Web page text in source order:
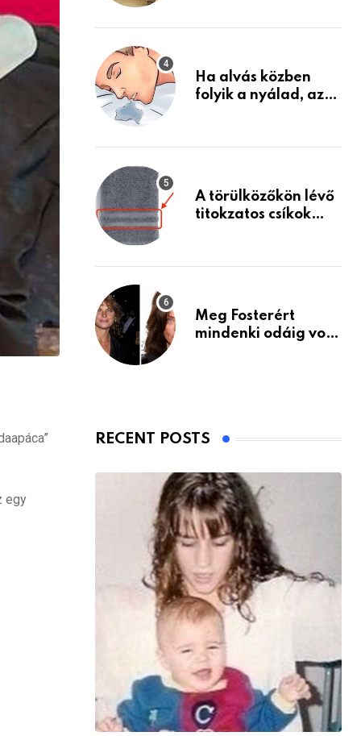
egy
holmiját – amit
életemet
Ha alvás közben
folyik a nyálad, az
A törülközőkön lévő
titokzatos csíkok
Meg Fosterért
mindenki odáig volt
RECENT POSTS